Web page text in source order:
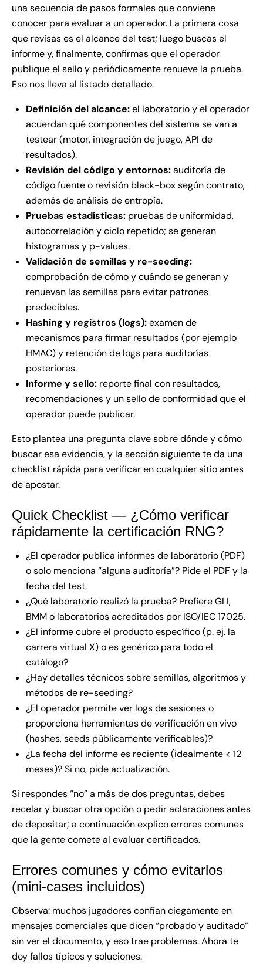
una secuencia de pasos formales que conviene
conocer para evaluar a un operador. La primera cosa
que revisas es el alcance del test; luego buscas el
informe y, finalmente, confirmas que el operador
publique el sello y periódicamente renueve la prueba.
Eso nos lleva al listado detallado.
Definición del alcance:el laboratorio y el operador
acuerdan qué componentes del sistema se van a
testear (motor, integración de juego, API de
resultados).
Revisión del código y entornos:auditoría de
código fuente o revisión black-box según contrato,
además de análisis de entropía.
Pruebas estadísticas: pruebas de uniformidad,
autocorrelación y ciclo repetido; se generan
histogramas y p-values.
Validación de semillas y re-seeding:
comprobación de cómo y cuándo se generan y
renuevan las semillas para evitar patrones
predecibles.
Hashing y registros (logs):examen de
mecanismos para firmar resultados (por ejemplo
HMAC) y retención de logs para auditorías
posteriores.
Informe y sello: reporte final con resultados,
recomendaciones y un sello de conformidad que el
operador puede publicar.
Esto plantea una pregunta clave sobre dónde y cómo
buscar esa evidencia, y la sección siguiente te da una
checklist rápida para verificar en cualquier sitio antes
de apostar.
Quick Checklist — ¿Cómo verificar
rápidamente la certificación RNG?
¿El operador publica informes de laboratorio (PDF)
o solo menciona “alguna auditoría”? Pide el PDF y la
fecha del test.
¿Qué laboratorio realizó la prueba? Prefiere GLI,
BMM o laboratorios acreditados por ISO/IEC 17025.
¿El informe cubre el producto específico (p. ej. la
carrera virtual X) o es genérico para todo el
catálogo?
¿Hay detalles técnicos sobre semillas, algoritmos y
métodos de re-seeding?
¿El operador permite ver logs de sesiones o
proporciona herramientas de verificación en vivo
(hashes, seeds públicamente verificables)?
¿La fecha del informe es reciente (idealmente < 12
meses)? Si no, pide actualización.
Si respondes “no” a más de dos preguntas, debes
recelar y buscar otra opción o pedir aclaraciones antes
de depositar; a continuación explico errores comunes
que la gente comete al evaluar certificados.
Errores comunes y cómo evitarlos
(mini-cases incluidos)
Observa: muchos jugadores confían ciegamente en
mensajes comerciales que dicen “probado y auditado”
sin ver el documento, y eso trae problemas. Ahora te
doy fallos típicos y soluciones.